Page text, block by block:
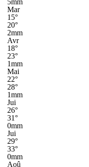
Mar
15°
20°
2mm
Avr
18°
23°
1mm
Mai
22°
28°
1mm
Jui
26°
31°
0mm
Jui
29°
33°
0mm
Aoû